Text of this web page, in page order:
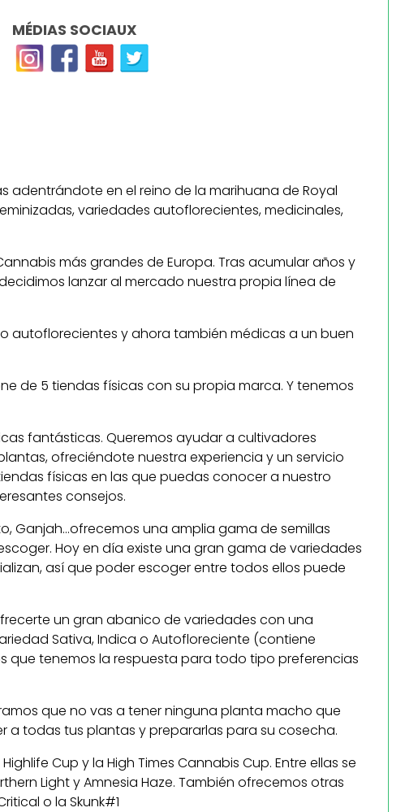
MÉDIAS SOCIAUX
adentrándote en el reino de la marihuana de Royal
variedades autoflorecientes, medicinales,
más grandes de Europa. Tras acumular años y
lanzar al mercado nuestra propia línea de
autoflorecientes y ahora también médicas a un buen
de 5 tiendas físicas con su propia marca. Y tenemos
fantásticas. Queremos ayudar a cultivadores
ofreciéndote nuestra experiencia y un servicio
físicas en las que puedas conocer a nuestro
consejos.
Ganjah…ofrecemos una amplia gama de semillas
Hoy en día existe una gran gama de variedades
así que poder escoger entre todos ellos puede
un gran abanico de variedades con una
Sativa, Indica o Autofloreciente (contiene
que tenemos la respuesta para todo tipo preferencias
que no vas a tener ninguna planta macho que
a todas tus plantas y prepararlas para su cosecha.
Cup y la High Times Cannabis Cup. Entre ellas se
Light y Amnesia Haze. También ofrecemos otras
o la Skunk#1